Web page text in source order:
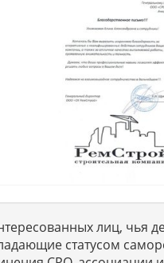
лиц, чья
статусом